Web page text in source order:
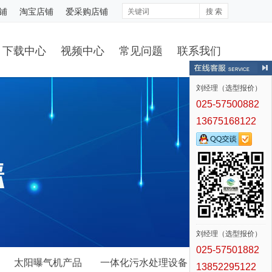
淘宝店铺 爱采购店铺 搜 索
下载中心 视频中心 常见问题 联系我们
太阳曝气机产品 一体化污水处理设备
刘经理（选型报价）
025-57500882
13675168122
刘经理（选型报价）
025-57501882
13852295122